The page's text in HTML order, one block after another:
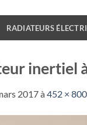
RADIATEURS
inertiel
2017à 452 × 800